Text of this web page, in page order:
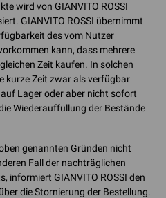
wird von GIANVITO ROSSI
GIANVITO ROSSI übernimmt
des vom Nutzer
kann, dass mehrere
Zeit kaufen. In solchen
kurze Zeit zwar als verfügbar
Lager oder aber nicht sofort
Wiederauffüllung der Bestände
genannten Gründen nicht
Fall der nachträglichen
informiert GIANVITO ROSSI den
die Stornierung der Bestellung.